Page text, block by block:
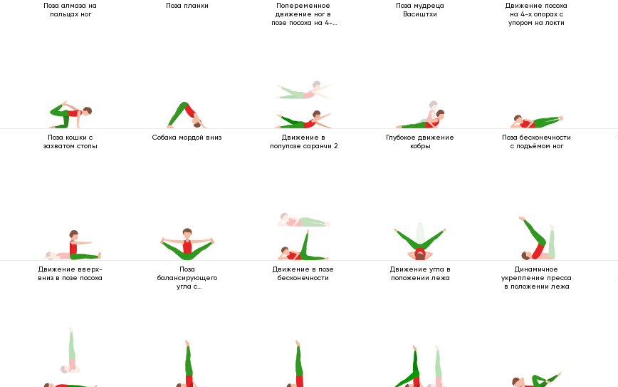
Поза алмаза на
пальцах ног
Поза планки
Попеременное
движение ног в
позе посоха на 4-х
Поза мудреца
Васиштхи
Движение посоха
на 4-х опорах с
упором на локти
Поза кошки с
захватом стопы
Собака мордой вниз
Движение в
полупозе саранчи 2
Глубокое движение
кобры
Поза бесконечности
с подъёмом ног
Движение вверх-
вниз в позе посоха
Поза
балансирующего
угла с
Движение в позе
бесконечности
Движение угла в
положении лежа
Динамичное
укрепление пресса
в положении лежа